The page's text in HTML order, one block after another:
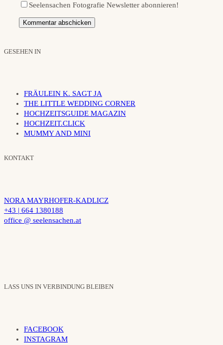
Seelensachen Fotografie Newsletter abonnieren!
GESEHEN IN
FRÄULEIN K. SAGT JA
THE LITTLE WEDDING CORNER
HOCHZEITSGUIDE MAGAZIN
HOCHZEIT.CLICK
MUMMY AND MINI
KONTAKT
NORA MAYRHOFER-KADLICZ
+43 | 664 1380188
office @ seelensachen.at
LASS UNS IN VERBINDUNG BLEIBEN
FACEBOOK
INSTAGRAM